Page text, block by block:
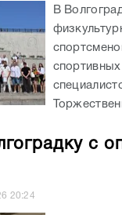
В
с
20:24